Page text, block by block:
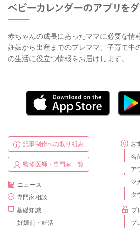
で、今は「食べることに慣れていく時
お子さんの「食べられた！」という経験
しずつ食事中心へ移行していってくだ
赤ちゃんの成長にあったママに必要な情
妊娠から出産までのプレママ、子育て中
の生活に役立つ情報をお届けします。
記事制作への取り組み
監修医師・専門家一覧
ニュース
専門家相談
基礎知識
妊娠前・妊活
お
名
ア
マ
タ
プ
プ